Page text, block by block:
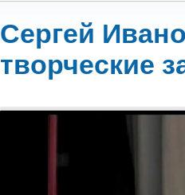
Сергей
творческие